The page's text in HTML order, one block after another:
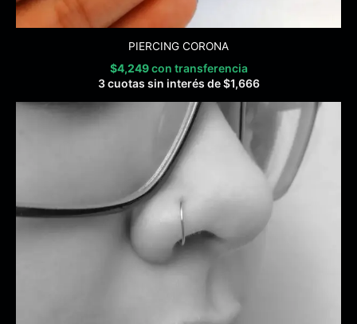
PIERCING CORONA
$4,249 con transferencia
3 cuotas sin interés de$1,666